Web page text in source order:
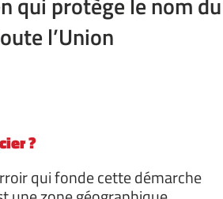
l’Union
?
qui fonde cette démarche